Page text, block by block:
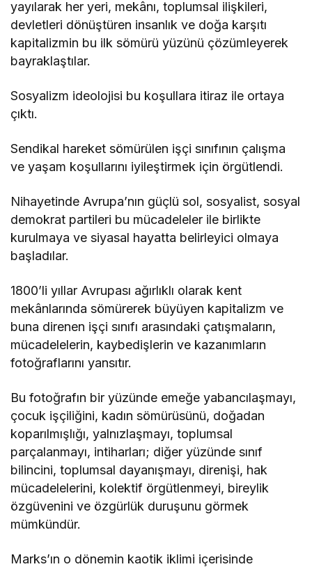
yayılarak her yeri, mekânı, toplumsal ilişkileri,
devletleri dönüştüren insanlık ve doğa karşıtı
kapitalizmin bu ilk sömürü yüzünü çözümleyerek
bayraklaştılar.
Sosyalizm ideolojisi bu koşullara itiraz ile ortaya
çıktı.
Sendikal hareket sömürülen işçi sınıfının çalışma
ve yaşam koşullarını iyileştirmek için örgütlendi.
Nihayetinde Avrupa’nın güçlü sol, sosyalist, sosyal
demokrat partileri bu mücadeleler ile birlikte
kurulmaya ve siyasal hayatta belirleyici olmaya
başladılar.
1800’li yıllar Avrupası ağırlıklı olarak kent
mekânlarında sömürerek büyüyen kapitalizm ve
buna direnen işçi sınıfı arasındaki çatışmaların,
mücadelelerin, kaybedişlerin ve kazanımların
fotoğraflarını yansıtır.
Bu fotoğrafın bir yüzünde emeğe yabancılaşmayı,
çocuk işçiliğini, kadın sömürüsünü, doğadan
koparılmışlığı, yalnızlaşmayı, toplumsal
parçalanmayı, intiharları; diğer yüzünde sınıf
bilincini, toplumsal dayanışmayı, direnişi, hak
mücadelelerini, kolektif örgütlenmeyi, bireylik
özgüvenini ve özgürlük duruşunu görmek
mümkündür.
Marks’ın o dönemin kaotik iklimi içerisinde